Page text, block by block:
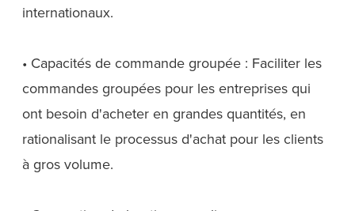
internationaux.
• Capacités de commande groupée : Faciliter les
commandes groupées pour les entreprises qui
ont besoin d'acheter en grandes quantités, en
rationalisant le processus d'achat pour les clients
à gros volume.